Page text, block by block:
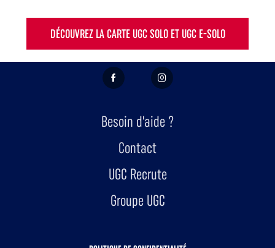
DÉCOUVREZ LA CARTE UGC SOLO ET UGC E-SOLO
FACEBOOK INSTAGRAM
Besoin d'aide ?
Contact
UGC Recrute
Groupe UGC